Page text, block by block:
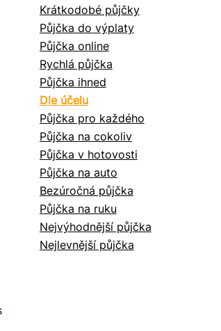
Krátkodobé půjčky
Půjčka do výplaty
Půjčka online
Rychlá půjčka
Půjčka ihned
Dle účelu
Půjčka pro každého
Půjčka na cokoliv
Půjčka v hotovosti
Půjčka na auto
Bezúročná půjčka
Půjčka na ruku
Nejvýhodnější půjčka
Nejlevnější půjčka